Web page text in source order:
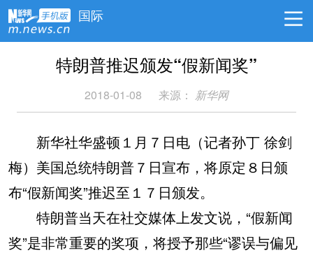
国际
特朗普推迟颁发“假新闻奖”
2018-01-08 来源： 新华网
新华社华盛顿１月７日电（记者孙丁 徐剑
梅）美国总统特朗普７日宣布，将原定８日颁
布“假新闻奖”推迟至１７日颁发。
特朗普当天在社交媒体上发文说，“假新闻
奖”是非常重要的奖项，将授予那些“谬误与偏见